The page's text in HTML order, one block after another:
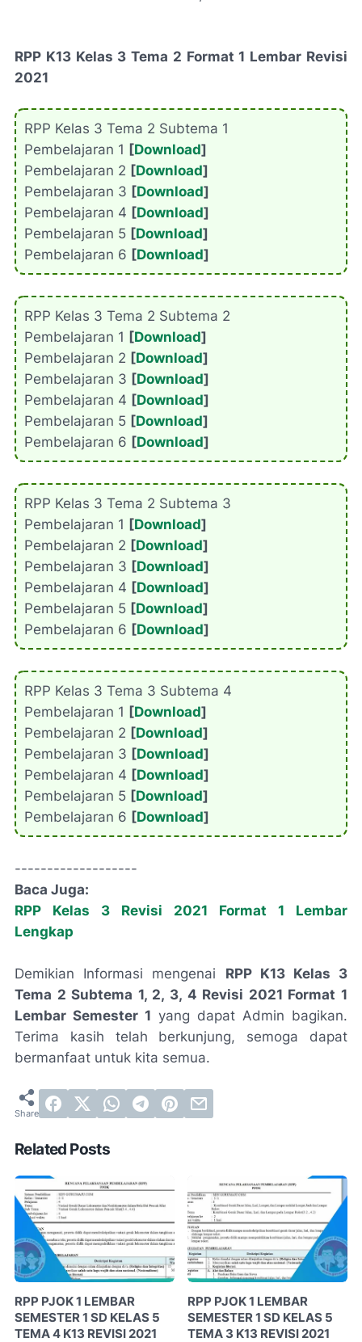
RPP K13 Kelas 3 Tema 2 Format 1 Lembar Revisi
2021
RPP Kelas 3 Tema 2 Subtema 1
Pembelajaran 1 [Download]
Pembelajaran 2 [Download]
Pembelajaran 3 [Download]
Pembelajaran 4 [Download]
Pembelajaran 5 [Download]
Pembelajaran 6 [Download]
RPP Kelas 3 Tema 2 Subtema 2
Pembelajaran 1 [Download]
Pembelajaran 2 [Download]
Pembelajaran 3 [Download]
Pembelajaran 4 [Download]
Pembelajaran 5 [Download]
Pembelajaran 6 [Download]
RPP Kelas 3 Tema 2 Subtema 3
Pembelajaran 1 [Download]
Pembelajaran 2 [Download]
Pembelajaran 3 [Download]
Pembelajaran 4 [Download]
Pembelajaran 5 [Download]
Pembelajaran 6 [Download]
RPP Kelas 3 Tema 3 Subtema 4
Pembelajaran 1 [Download]
Pembelajaran 2 [Download]
Pembelajaran 3 [Download]
Pembelajaran 4 [Download]
Pembelajaran 5 [Download]
Pembelajaran 6 [Download]
-------------------
Baca Juga:
RPP Kelas 3 Revisi 2021 Format 1 Lembar
Lengkap
Demikian Informasi mengenai RPP K13 Kelas 3
Tema 2 Subtema 1, 2, 3, 4 Revisi 2021 Format 1
Lembar Semester 1 yang dapat Admin bagikan.
Terima kasih telah berkunjung, semoga dapat
bermanfaat untuk kita semua.
Related Posts
RPP PJOK 1 LEMBAR
SEMESTER 1 SD KELAS 5
TEMA 4 K13 REVISI 2021
RPP PJOK 1 LEMBAR
SEMESTER 1 SD KELAS 5
TEMA 3 K13 REVISI 2021